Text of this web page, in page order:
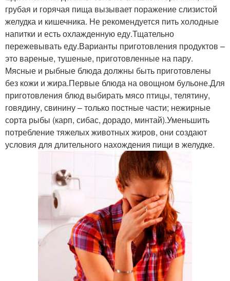
грубая и горячая пища вызывает поражение слизистой
желудка и кишечника. Не рекомендуется пить холодные
напитки и есть охлажденную еду.Тщательно
пережевывать еду.Варианты приготовления продуктов –
это вареные, тушеные, приготовленные на пару.
Мясные и рыбные блюда должны быть приготовлены
без кожи и жира.Первые блюда на овощном бульоне.Для
приготовления блюд выбирать мясо птицы, телятину,
говядину, свинину – только постные части; нежирные
сорта рыбы (карп, сибас, дорадо, минтай).Уменьшить
потребление тяжелых животных жиров, они создают
условия для длительного нахождения пищи в желудке.